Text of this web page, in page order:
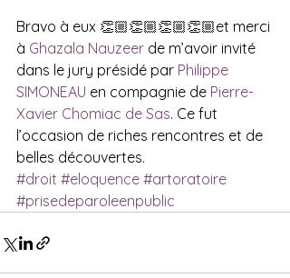
Bravo à eux 👏🏼👏🏼👏🏼👏🏼et merci
à Ghazala Nauzeer de m’avoir invité
dans le jury présidé par Philippe
SIMONEAU en compagnie de Pierre-
Xavier Chomiac de Sas. Ce fut
l’occasion de riches rencontres et de
belles découvertes.
#droit #eloquence #artoratoire
#prisedeparoleenpublic